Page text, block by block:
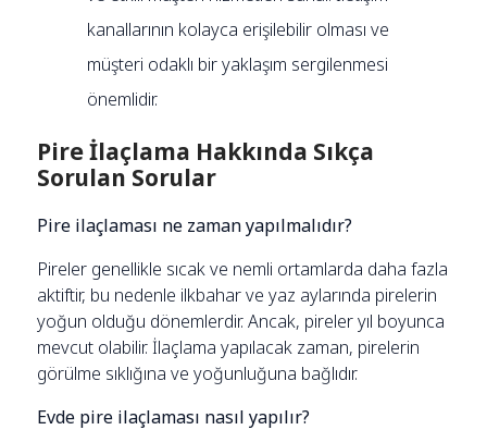
kanallarının kolayca erişilebilir olması ve
müşteri odaklı bir yaklaşım sergilenmesi
önemlidir.
Pire İlaçlama Hakkında Sıkça
Sorulan Sorular
Pire ilaçlaması ne zaman yapılmalıdır?
Pireler genellikle sıcak ve nemli ortamlarda daha fazla
aktiftir, bu nedenle ilkbahar ve yaz aylarında pirelerin
yoğun olduğu dönemlerdir. Ancak, pireler yıl boyunca
mevcut olabilir. İlaçlama yapılacak zaman, pirelerin
görülme sıklığına ve yoğunluğuna bağlıdır.
Evde pire ilaçlaması nasıl yapılır?